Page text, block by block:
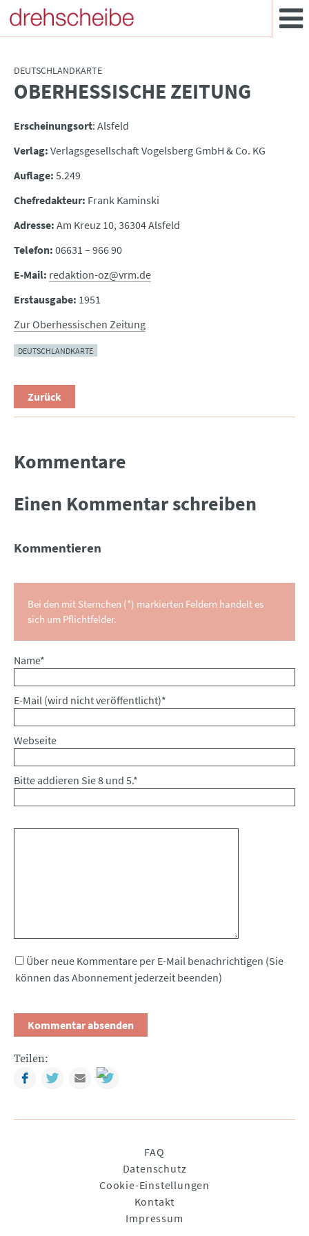
DEUTSCHLANDKARTE
:OBERHESSISCHE ZEITUNG
Erscheinungsort: Alsfeld
Verlag: Verlagsgesellschaft Vogelsberg GmbH & Co. KG
Auflage: 5.249
Chefredakteur: Frank Kaminski
Adresse: Am Kreuz 10, 36304 Alsfeld
Telefon: 06631 – 966 90
E-Mail: redaktion-oz@vrm.de
Erstausgabe: 1951
Zur Oberhessischen Zeitung
DEUTSCHLANDKARTE
Zurück
Kommentare
Einen Kommentar schreiben
Kommentieren
Bei den mit Sternchen (*) markierten Feldern handelt es
sich um Pflichtfelder.
Pflichtfeld
Name*
Pflichtfeld
E-Mail (wird nicht veröffentlicht)*
Webseite
Bitte addieren Sie 8 und 5.*
Über neue Kommentare per E-Mail benachrichtigen (Sie
können das Abonnement jederzeit beenden)
Teilen:
FacebookTwitterMail
FAQ
Datenschutz
Cookie-Einstellungen
Kontakt
Impressum